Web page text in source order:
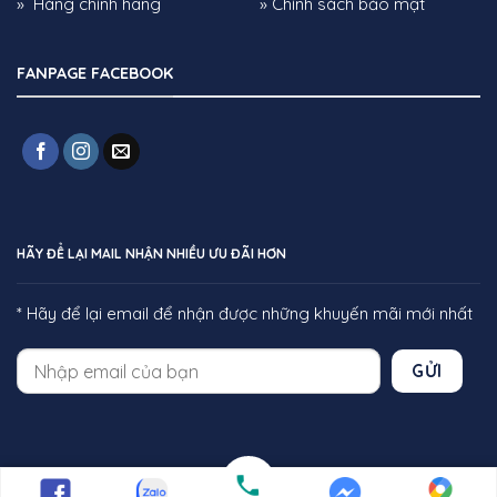
thể không gian thêm cân bằng, tinh tế và đậm
ngủ hay văn phòng, thảm đều mang lại cảm
giác thư giãn và chuyên nghiệp.
Lợi ích khi mua thảm trải sàn cao cấp
tại HIEUCARPET
kém.
Giá rẻ, chất liệu cao cấp, hàng nhập khẩu
trực tiếp từ nhà máy, không qua trung gian.
Nhận ship COD toàn quốc, giao hàng
nhanh chóng và an toàn.
tinh tế, phù hợp với mọi không gian sống.
FANPAGE FACEBOOK
HÃY ĐỂ LẠI MAIL NHẬN NHIỀU ƯU ĐÃI HƠN
* Hãy để lại email để nhận được những khuyến mãi mới nhất
GỬI